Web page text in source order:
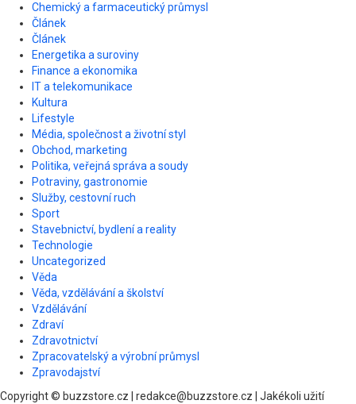
Chemický a farmaceutický průmysl
Článek
Článek
Energetika a suroviny
Finance a ekonomika
IT a telekomunikace
Kultura
Lifestyle
Média, společnost a životní styl
Obchod, marketing
Politika, veřejná správa a soudy
Potraviny, gastronomie
Služby, cestovní ruch
Sport
Stavebnictví, bydlení a reality
Technologie
Uncategorized
Věda
Věda, vzdělávání a školství
Vzdělávání
Zdraví
Zdravotnictví
Zpracovatelský a výrobní průmysl
Zpravodajství
Copyright © buzzstore.cz | redakce@buzzstore.cz | Jakékoli užití